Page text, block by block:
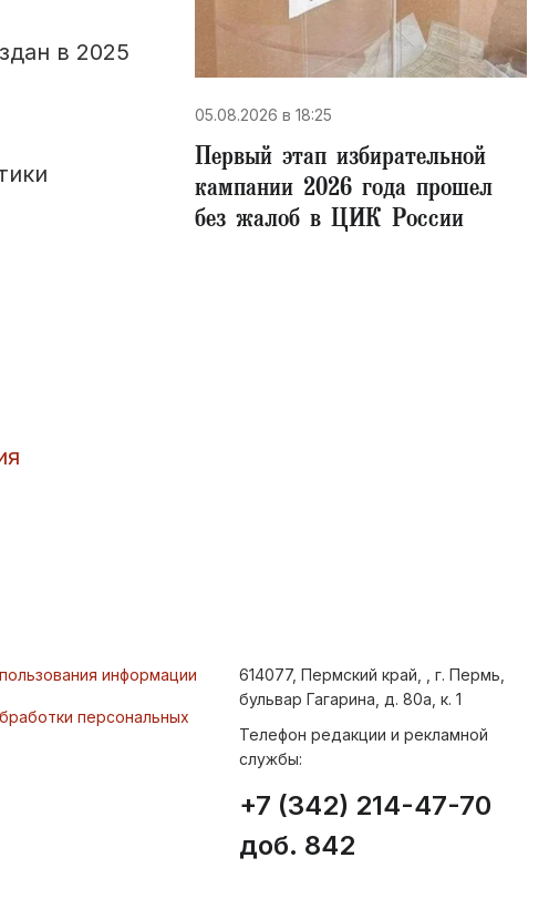
в 2025
05.08.2026 в 18:25
Первый этап избирательной
кампании 2026 года прошел
без жалоб в ЦИК России
информации
персональных
614077, Пермский край, , г. Пермь,
бульвар Гагарина, д. 80а, к. 1
Телефон редакции и рекламной
службы:
+7 (342) 214-47-70
доб. 842